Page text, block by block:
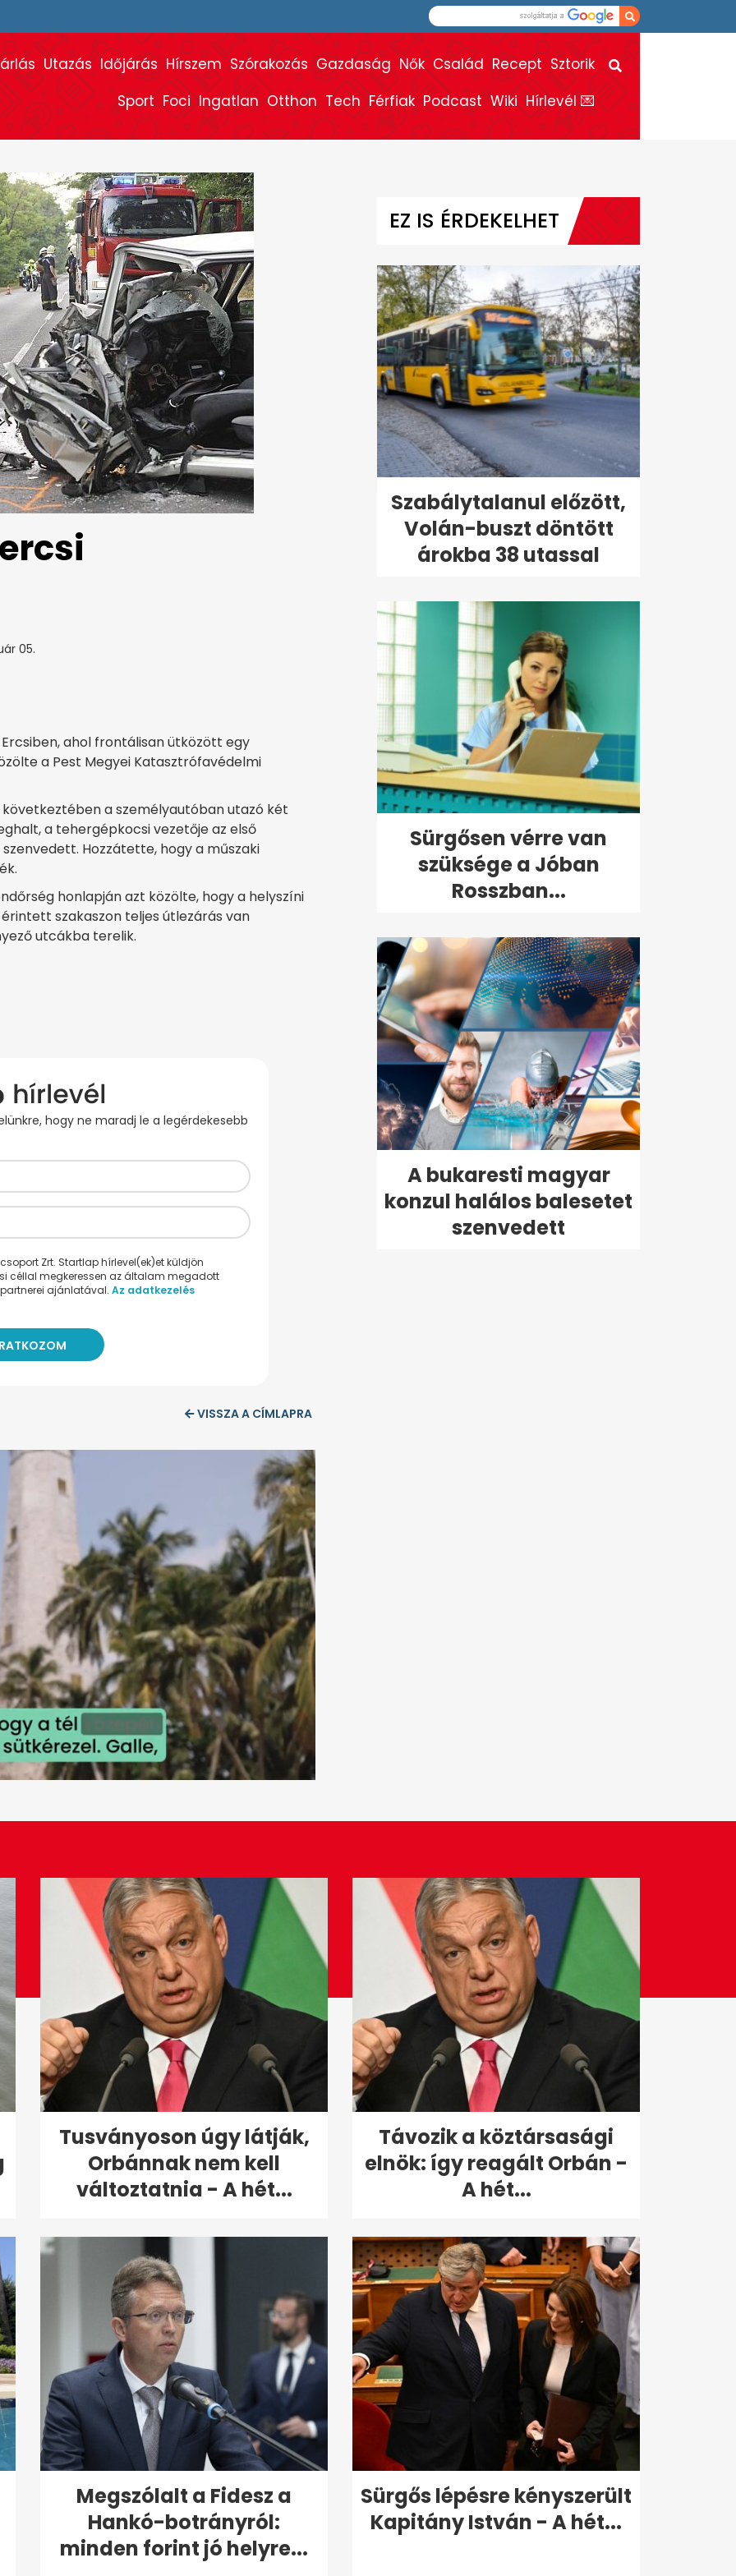
Utazás Időjárás Hírszem Szórakozás Gazdaság Nők Család Recept Sztorik
Sport Foci Ingatlan Otthon Tech Férfiak Podcast Wiki Hírlevél 💌
05.
ahol frontálisan ütközött egy
a Pest Megyei Katasztrófavédelmi
a személyautóban utazó két
a tehergépkocsi vezetője az első
Hozzátette, hogy a műszaki
honlapján azt közölte, hogy a helyszíni
szakaszon teljes útlezárás van
utcákba terelik.
hogy ne maradj le a legérdekesebb
Zrt. Startlap hírlevel(ek)et küldjön
céllal megkeressen az általam megadott
ajánlatával. Az adatkezelés
VISSZA A CÍMLAPRA
EZ IS ÉRDEKELHET
Szabálytalanul előzött,
Volán-buszt döntött
árokba 38 utassal
Sürgősen vérre van
szüksége a Jóban
Rosszban...
A bukaresti magyar
konzul halálos balesetet
szenvedett
Tusványoson úgy látják,
Orbánnak nem kell
változtatnia - A hét...
Távozik a köztársasági
elnök: így reagált Orbán -
A hét...
Megszólalt a Fidesz a
Hankó-botrányról:
minden forint jó helyre...
Sürgős lépésre kényszerült
Kapitány István - A hét...